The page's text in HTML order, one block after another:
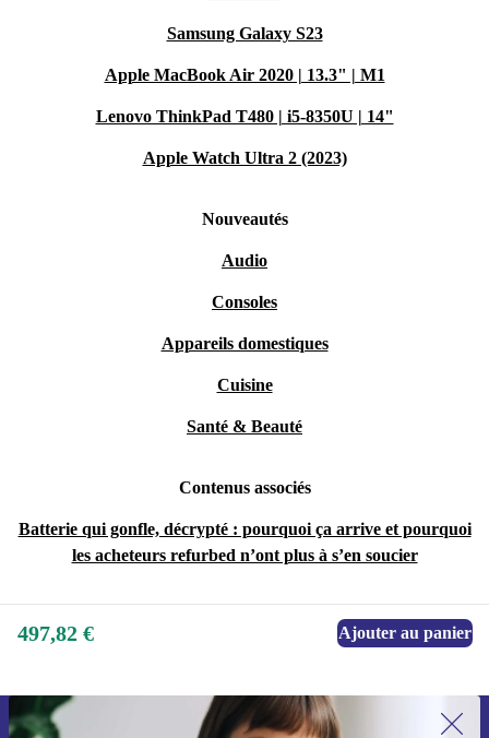
Samsung Galaxy S23
Apple MacBook Air 2020 | 13.3" | M1
Lenovo ThinkPad T480 | i5-8350U | 14"
Apple Watch Ultra 2 (2023)
Nouveautés
Audio
Consoles
Appareils domestiques
Cuisine
Santé & Beauté
Contenus associés
Batterie qui gonfle, décrypté : pourquoi ça arrive et pourquoi
les acheteurs refurbed n’ont plus à s’en soucier
497,82 € Ajouter au panier